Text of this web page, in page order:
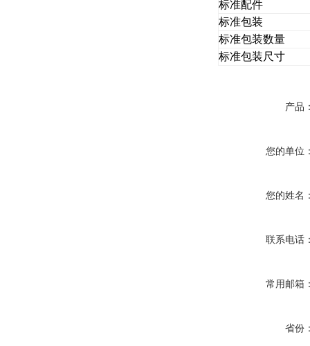
标准配件
标准包装
标准包装数量
标准包装尺寸
产品
您的单位
您的姓名
联系电话
常用邮箱
省份